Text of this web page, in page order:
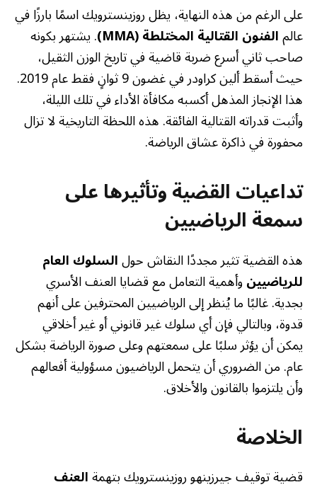
على الرغم من هذه النهاية، يظل روزينسترويك اسمًا بارزًا في
عالمالفنون القتالية المختلطة (MMA) . يشتهر بكونه
صاحب ثاني أسرع ضربة قاضية في تاريخ الوزن الثقيل،
حيث أسقط ألين كراودر في غضون 9 ثوانٍ فقط عام 2019.
هذا الإنجاز المذهل أكسبه مكافأة الأداء في تلك الليلة،
وأثبت قدراته القتالية الفائقة. هذه اللحظة التاريخية لا تزال
محفورة في ذاكرة عشاق الرياضة.
تداعيات القضية وتأثيرها على
سمعة الرياضيين
هذه القضية تثير مجددًا النقاش حولالسلوك العام
للرياضيينوأهمية التعامل مع قضايا العنف الأسري
بجدية. غالبًا ما يُنظر إلى الرياضيين المحترفين على أنهم
قدوة، وبالتالي فإن أي سلوك غير قانوني أو غير أخلاقي
يمكن أن يؤثر سلبًا على سمعتهم وعلى صورة الرياضة بشكل
عام. من الضروري أن يتحمل الرياضيون مسؤولية أفعالهم
وأن يلتزموا بالقانون والأخلاق.
الخلاصة
قضية توقيف جيرزينهو روزينسترويك بتهمةالعنف